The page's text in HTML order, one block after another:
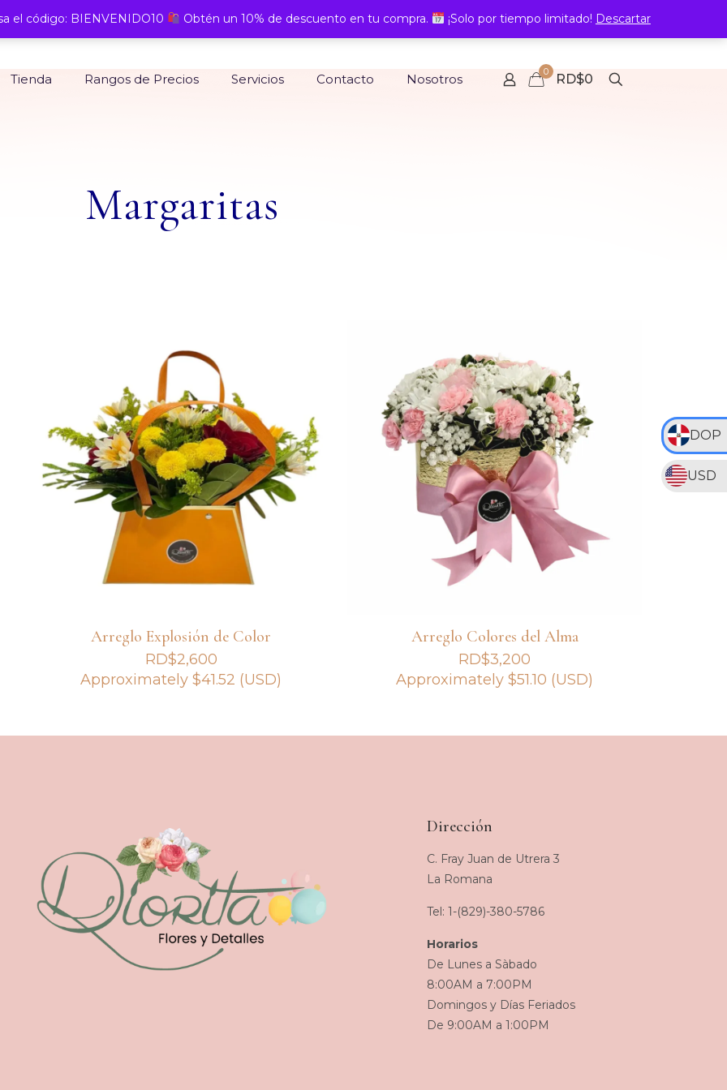
DOP
USD
Tienda Rangos de Precios Servicios Contacto Nosotros 0 RD$0
Margaritas
Arreglo Explosión de Color
RD$2,600
Approximately$41.52 (USD)
Arreglo Colores del Alma
RD$3,200
Approximately$51.10 (USD)
Dirección
C. Fray Juan de Utrera 3
La Romana
Tel: 1-(829)-380-5786
Horarios
De Lunes a Sàbado
8:00AM a 7:00PM
Domingos y Días Feriados
De 9:00AM a 1:00PM
el código: BIENVENIDO10 Obtén un 10% de descuento en tu compra. ¡Solo por tiempo limitado! Descartar